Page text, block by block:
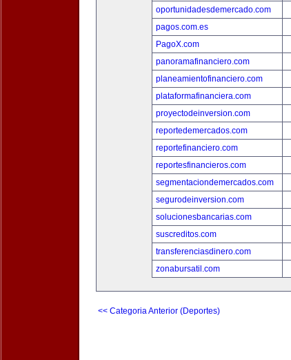
oportunidadesdemercado.com
pagos.com.es
PagoX.com
panoramafinanciero.com
planeamientofinanciero.com
plataformafinanciera.com
proyectodeinversion.com
reportedemercados.com
reportefinanciero.com
reportesfinancieros.com
segmentaciondemercados.com
segurodeinversion.com
solucionesbancarias.com
suscreditos.com
transferenciasdinero.com
zonabursatil.com
<< Categoria Anterior (Deportes)